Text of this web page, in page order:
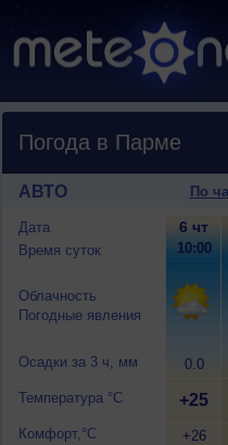
Погода в Парме
АВТО По
Дата
Время суток
Облачность
Погодные явления
Осадки за 3 ч, мм
Температура °C
Комфорт,°C
6 чт
10:00
0.0
+25
+26